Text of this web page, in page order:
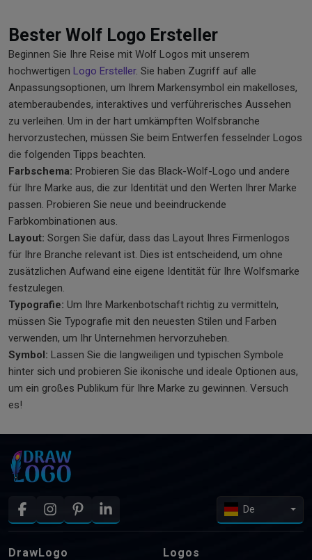
Bester Wolf Logo Ersteller
Beginnen Sie Ihre Reise mit Wolf Logos mit unserem
hochwertigen Logo Ersteller. Sie haben Zugriff auf alle
Anpassungsoptionen, um Ihrem Markensymbol ein makelloses,
atemberaubendes, interaktives und verführerisches Aussehen
zu verleihen. Um in der hart umkämpften Wolfsbranche
hervorzustechen, müssen Sie beim Entwerfen fesselnder Logos
die folgenden Tipps beachten.
Farbschema: Probieren Sie das Black-Wolf-Logo und andere
für Ihre Marke aus, die zur Identität und den Werten Ihrer Marke
passen. Probieren Sie neue und beeindruckende
Farbkombinationen aus.
Layout: Sorgen Sie dafür, dass das Layout Ihres Firmenlogos
für Ihre Branche relevant ist. Dies ist entscheidend, um ohne
zusätzlichen Aufwand eine eigene Identität für Ihre Wolfsmarke
festzulegen.
Typografie: Um Ihre Markenbotschaft richtig zu vermitteln,
müssen Sie Typografie mit den neuesten Stilen und Farben
verwenden, um Ihr Unternehmen hervorzuheben.
Symbol: Lassen Sie die langweiligen und typischen Symbole
hinter sich und probieren Sie ikonische und ideale Optionen aus,
um ein großes Publikum für Ihre Marke zu gewinnen. Versuch
es!
De
DrawLogo Logos